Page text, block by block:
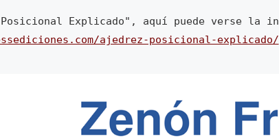
ajedrez-posicional-explicado/